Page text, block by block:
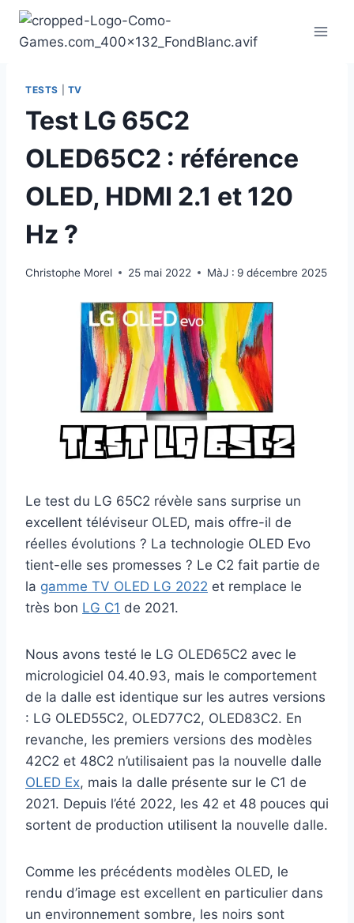
Aller
contenu
TESTS TV
Test LG 65C2
OLED65C2 : référence
OLED, HDMI 2.1 et 120
Hz ?
Christophe Morel 25 mai 2022 MàJ : 9 décembre 2025
Le test du LG 65C2 révèle sans surprise un
excellent téléviseur OLED, mais offre-il de
réelles évolutions ? La technologie OLED Evo
tient-elle ses promesses ? Le C2 fait partie de
la gamme TV OLED LG 2022 et remplace le
très bon LG C1 de 2021.
Nous avons testé le LG OLED65C2 avec le
micrologiciel 04.40.93, mais le comportement
de la dalle est identique sur les autres versions
: LG OLED55C2, OLED77C2, OLED83C2. En
revanche, les premiers versions des modèles
42C2 et 48C2 n’utilisaient pas la nouvelle dalle
OLED Ex, mais la dalle présente sur le C1 de
2021. Depuis l’été 2022, les 42 et 48 pouces qui
sortent de production utilisent la nouvelle dalle.
Comme les précédents modèles OLED, le
rendu d’image est excellent en particulier dans
un environnement sombre, les noirs sont